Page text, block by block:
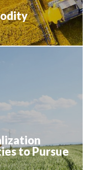
to Pursue